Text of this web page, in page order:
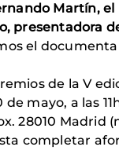
Martín, el
presentadora
el
de la V
de mayo, a las
28010 Madrid
completar